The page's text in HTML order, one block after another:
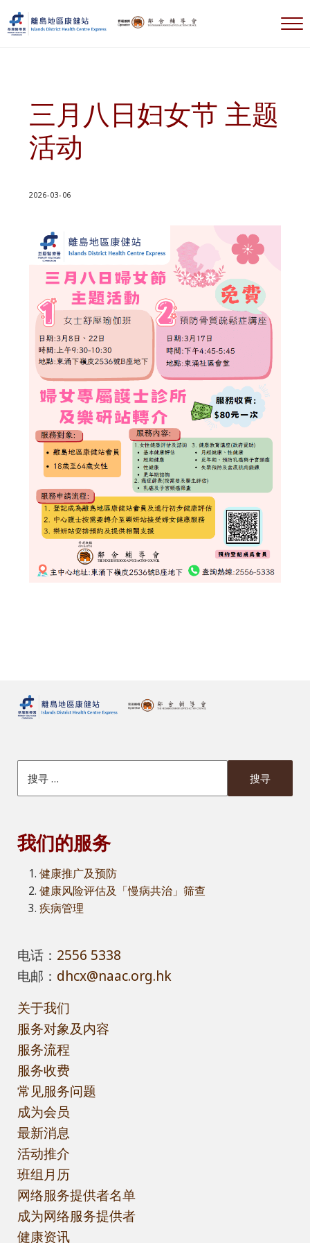
跳到主要内容
跳到标题右侧导航
跳到标题导航后
跳到网站页脚
选
三月八日妇女节 主题
活动
2026-03-06
我们的服务
健康推广及预防
健康风险评估及「慢病共治」筛查
疾病管理
电话： 2556 5338
电邮： dhcx@naac.org.hk
关于我们
服务对象及内容
服务流程
服务收费
常见服务问题
成为会员
最新消息
活动推介
班组月历
网络服务提供者名单
成为网络服务提供者
健康资讯